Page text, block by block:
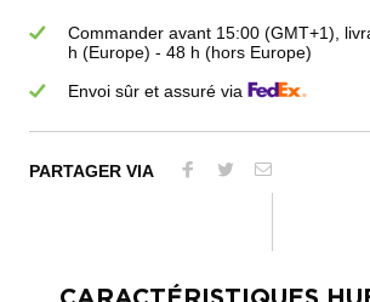
Commander avant 15:00 (GMT+1),
h (Europe) - 48 h (hors Europe)
Envoi sûr et assuré via
PARTAGER VIA